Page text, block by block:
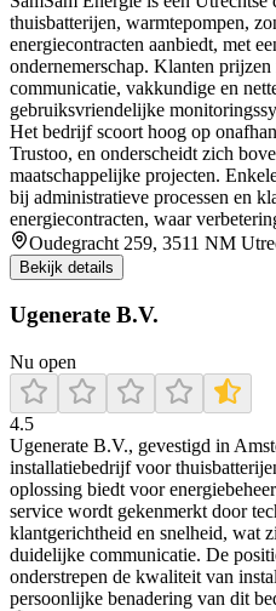
thuisbatterijen, warmtepompen,
energiecontracten aanbiedt, met
ondernemerschap. Klanten prijzen
communicatie, vakkundige en
gebruiksvriendelijke
Het bedrijf scoort hoog op
Trustoo, en onderscheidt zich
maatschappelijke projecten.
bij administratieve processen en
energiecontracten, waar
Oudegracht 259, 3511 NM
Bekijk details
Ugenerate B.V.
Nu open
4.5
Ugenerate B.V., gevestigd in
installatiebedrijf voor
oplossing biedt voor
service wordt gekenmerkt door
klantgerichtheid en snelheid, wat
duidelijke communicatie. De
onderstrepen de kwaliteit van
persoonlijke benadering van dit